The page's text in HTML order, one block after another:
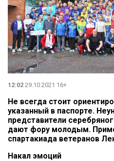
12:02 29.10.2021 16+
Не всегда стоит
указанный в паспорте.
представители
дают фору молодым.
спартакиада ветеранов
Накал эмоций